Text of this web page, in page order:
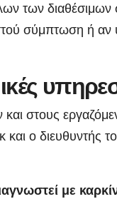
των διαθέσιμων
σύμπτωση ή αν
στους
και ο διευθυντής
με